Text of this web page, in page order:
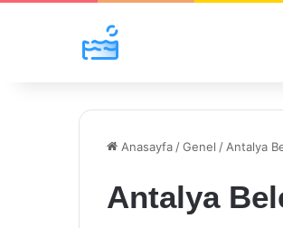
Anasayfa /Genel / Antalya
Antalya